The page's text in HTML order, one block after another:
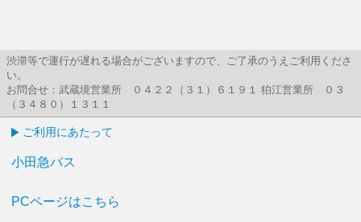
渋滞等で運行が遅れる場合がございますので、ご了承のうえご利用くださ
い。
お問合せ：武蔵境営業所 ０４２２（３１）６１９１ 狛江営業所 ０３
（３４８０）１３１１
ご利用にあたって
小田急バス
PCページはこちら